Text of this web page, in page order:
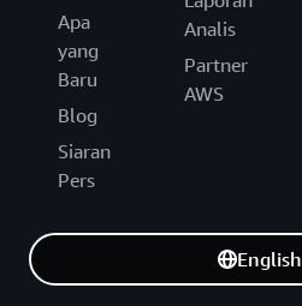
Apa
yang
Baru
Blog
Siaran
Pers
Analis
Partner
AWS
English